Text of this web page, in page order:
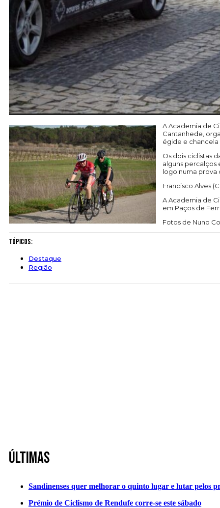
A Academia de
Cantanhede,
égide e chancela
Os dois ciclistas
alguns percalços
logo numa prova
Francisco Alves
A Academia de
em Paços de
Fotos de Nuno
Tópicos:
Destaque
Região
Últimas
Sandinenses quer melhorar o quinto lugar e lutar pelos
Prémio de Ciclismo de Rendufe corre-se este sábado